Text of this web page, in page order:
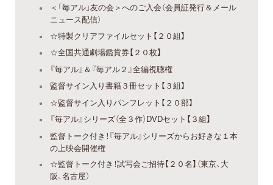
＜「毎アル」友の会＞へのご入会（会員証発行＆メール
ニュース配信）
☆特製クリアファイルセット【２０組】
☆全国共通劇場鑑賞券【２０枚】
『毎アル』＆『毎アル２』全編視聴権
監督サイン入り書籍３冊セット【３組】
☆監督サイン入りパンフレット【２０部】
『毎アル』シリーズ（全３作）DVDセット【３組】
監督トーク付き！『毎アル』シリーズからお好きな１本
の上映会開催権
☆監督トーク付き！試写会ご招待【２０名】（東京、大
阪、名古屋）